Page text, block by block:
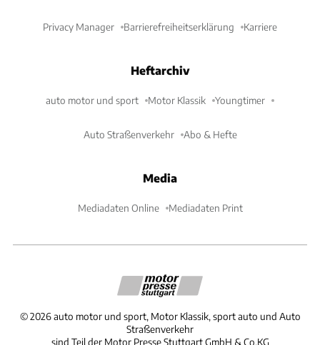
Privacy Manager Barrierefreiheitserklärung Karriere
Heftarchiv
auto motor und sport Motor Klassik Youngtimer
Auto Straßenverkehr Abo & Hefte
Media
Mediadaten Online Mediadaten Print
©2026 auto motor und sport, Motor Klassik, sport auto und Auto
Straßenverkehr
sind Teil der Motor Presse Stuttgart GmbH & Co.KG